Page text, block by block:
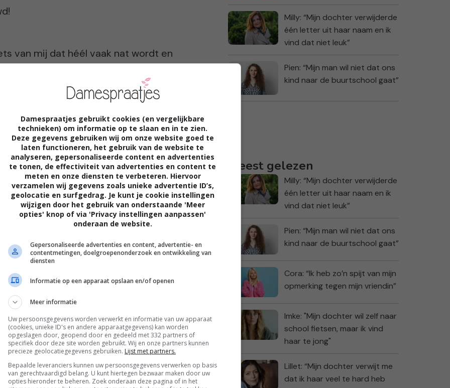
van mij dat héél vaak nat wordt en
felroze hardloopschoenen. Deze
in Miami gekocht en ik ben er nog
schoenen komt vooral doordat ze er
mijn natte sokken die ik na het
maar doordat ze letterlijk geen
Een goed testobject dus!
schoon en droog oppervlak. Mijn
je kunt zien dat er wel wat vlekjes
De spray houd je op 20 centimeter
een paar mooie dunne lagen erop.
Milly: “Mijn dochter verwijderde
één letter uit haar naam en ik
vind dat niet leuk”
Pien: “Mijn man wil niet dat ons
kind naar de buurtschool gaat”
Meest gelezen
Milly: “Mijn dochter verwijderde
één letter uit haar naam en ik
vind dat niet leuk”
Pien: “Mijn man wil niet dat ons
kind naar de buurtschool gaat”
Cora: “Ik heb zo’n spijt van mijn
opmerking tegen mijn vriendin”
Imke: "Mijn dochter wil zelf naar
school fietsen, maar ik vind
haar te jong"
Lillet: “Mijn dochter verwijt me
dat ik haar veel te hard heb
Damespraatjes gebruikt cookies (en vergelijkbare
technieken) om informatie op te slaan en in te zien.
Deze gegevens gebruiken wij om onze website goed te
laten functioneren, het gebruik van de website te
analyseren, gepersonaliseerde content en advertenties
te tonen, de effectiviteit van advertenties en content te
meten en onze diensten te verbeteren. Hiervoor
verzamelen wij gegevens zoals unieke advertentie ID’s,
geolocatie en surfgedrag. Je kunt je cookie instellingen
wijzigen door het gebruik van onderstaande 'Meer
opties' knop of via 'Privacy instellingen aanpassen'
onderaan de website.
Gepersonaliseerde advertenties en content, advertentie- en
contentmetingen, doelgroepenonderzoek en ontwikkeling van
diensten
Informatie op een apparaat opslaan en/of openen
Meer informatie
Uw persoonsgegevens worden verwerkt en informatie van uw apparaat
(cookies, unieke ID's en andere apparaatgegevens) kan worden
opgeslagen door, geopend door en gedeeld met 332 partners of
specifiek door deze site worden gebruikt. Wij en onze partners kunnen
precieze geolocatiegegevens gebruiken. Lijst met partners.
Bepaalde leveranciers kunnen uw persoonsgegevens verwerken op basis
van gerechtvaardigd belang. U kunt hiertegen bezwaar maken door uw
opties hieronder te beheren. Zoek onderaan deze pagina of in het